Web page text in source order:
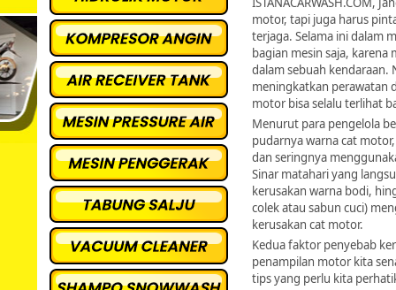
motor, tapi juga harus
terjaga. Selama ini dalam
bagian mesin saja,
dalam sebuah kendaraan.
meningkatkan perawatan
motor bisa selalu terlihat
Menurut para pengelola
pudarnya warna cat
dan seringnya
Sinar matahari yang
kerusakan warna bodi,
colek atau sabun cuci)
kerusakan cat motor.
Kedua faktor penyebab
penampilan motor kita
tips yang perlu kita